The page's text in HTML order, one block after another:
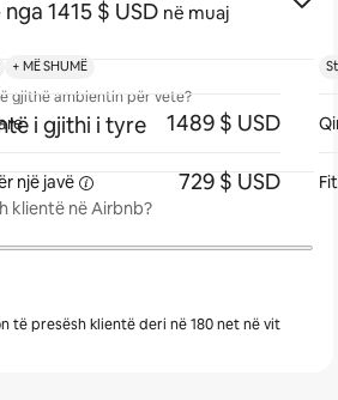
· nga 1415 $ USD në muaj
gjithë ambientin për vete?
i gjithi i tyre
klientë në Airbnb?
të presësh klientë deri në 180 net në vit
+ MË SHUMË
1489 $ USD
një javë 729 $ USD